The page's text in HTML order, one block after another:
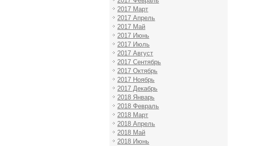
2017 Март
2017 Апрель
2017 Май
2017 Июнь
2017 Июль
2017 Август
2017 Сентябрь
2017 Октябрь
2017 Ноябрь
2017 Декабрь
2018 Январь
2018 Февраль
2018 Март
2018 Апрель
2018 Май
2018 Июнь